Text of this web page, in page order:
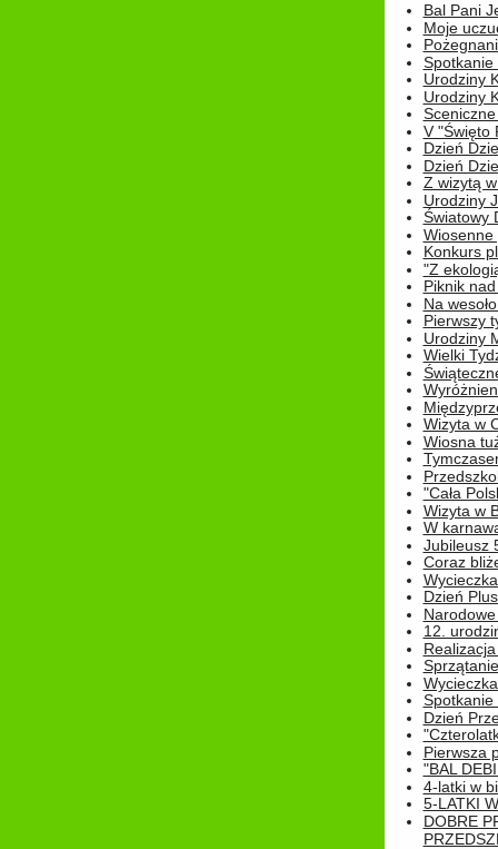
Bal Pani
Moje
Spotkanie
Urodziny
Urodziny
V "Święto
Dzień
Dzień
Z wizytą
Urodziny
Światowy
Wiosenne
Konkurs
"Z
Piknik
Na
Pierwszy
Urodziny
Wielki
Wizyta w
Wiosna
"Cała
Wizyta w
W
Jubileusz
Coraz
Dzień
12.
Spotkanie
Dzień
Pierwsza
"BAL
4-latki w
5-LATKI
DOBRE